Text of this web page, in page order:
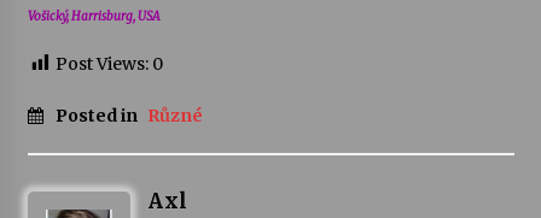
Vošický, Harrisburg, USA
Post Views: 0
Posted in Různé
Axl